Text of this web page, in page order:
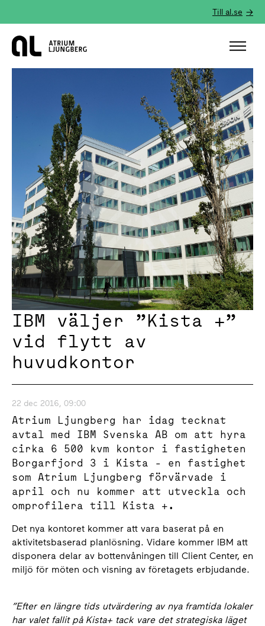
Till al.se
Hem
IBM väljer ”Kista +”
vid flytt av
huvudkontor
22 dec 2016, 09:00
Atrium Ljungberg har idag tecknat
avtal med IBM Svenska AB om att hyra
cirka 6 500 kvm kontor i fastigheten
Borgarfjord 3 i Kista - en fastighet
som Atrium Ljungberg förvärvade i
april och nu kommer att utveckla och
omprofilera till Kista +.
Det nya kontoret kommer att vara baserat på en
aktivitetsbaserad planlösning. Vidare kommer IBM att
disponera delar av bottenvåningen till Client Center, en
miljö för möten och visning av företagets erbjudande.
”Efter en längre tids utvärdering av nya framtida lokaler
har valet fallit på Kista+ tack vare det strategiska läget